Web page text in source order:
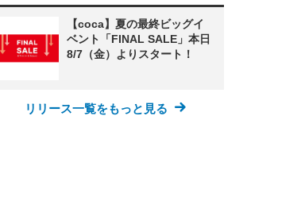
【coca】夏の最終ビッグイ
ベント「FINAL SALE」本日
8/7（金）よりスタート！
リリース一覧をもっと見る